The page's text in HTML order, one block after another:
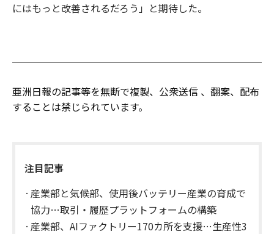
にはもっと改善されるだろう」と期待した。
亜洲日報の記事等を無断で複製、公衆送信 、翻案、配布
することは禁じられています。
注目記事
産業部と気候部、使用後バッテリー産業の育成で
協力…取引・履歴プラットフォームの構築
産業部、AIファクトリー170カ所を支援…生産性3